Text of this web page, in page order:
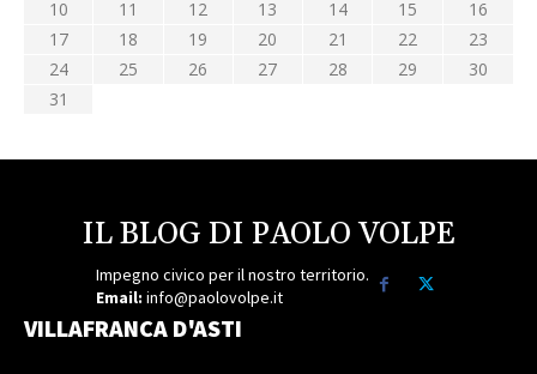
10
11 12 13 14 15
16
17
18 19 20 21 22
23
24
25 26 27 28 29
30
31
IL BLOG DI PAOLO VOLPE
Impegno civico per il nostro territorio.
Email: info@paolovolpe.it
VILLAFRANCA D'ASTI